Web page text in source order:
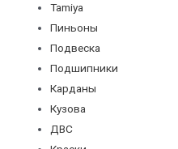
Tamiya
Пиньоны
Подвеска
Подшипники
Карданы
Кузова
ДВС